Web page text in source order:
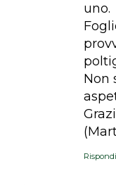
uno.
Non
Rispondi